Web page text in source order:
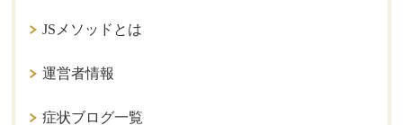
JSメソッドとは
運営者情報
症状ブログ一覧